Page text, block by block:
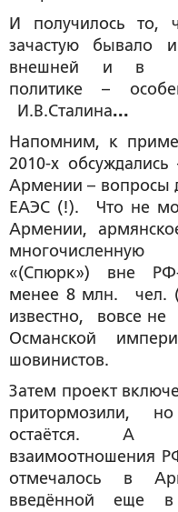
И получилось то,
зачастую бывало
внешней и в
политике –
И.В.Сталина...
Напомним, к
2010-х обсуждались
Армении – вопросы
ЕАЭС (!). Что не
Армении,
«(Спюрк») вне
менее 8 млн. чел.
известно, вовсе не
Османской
шовинистов.
Затем проект
притормозили,
остаётся. А
взаимоотношения
отмечалось в
введённой еще